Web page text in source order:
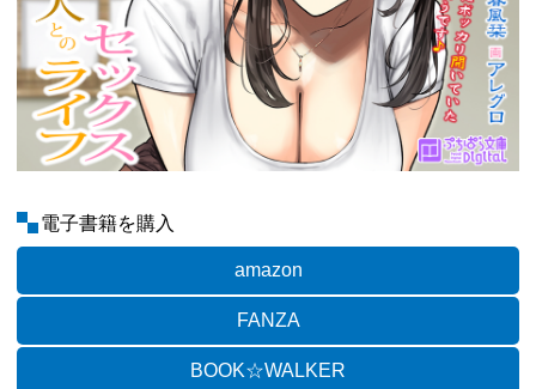
電子書籍を購入
amazon
FANZA
BOOK☆WALKER